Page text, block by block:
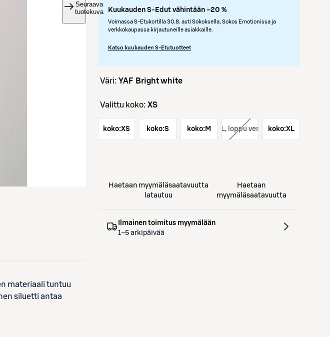
Seuraava
tuotekuva
Kuukauden S-Edut vähintään –20 %
Voimassa S-Etukortilla 30.8. asti Sokoksella, Sokos Emotionissa ja
verkkokaupassa kirjautuneille asiakkaille.
Katso kuukauden S-Etutuotteet
väri: YAF Bright white
Valittu koko: XS
koko:XS koko:S koko: M
koko: L, loppu verkostakoko:XL
Haetaan myymäläsaatavuutta
latautuu
Haetaan
myymäläsaatavuutta
Ilmainen toimitus myymälään
1–5 arkipäivää
materiaali tuntuu
siluetti antaa